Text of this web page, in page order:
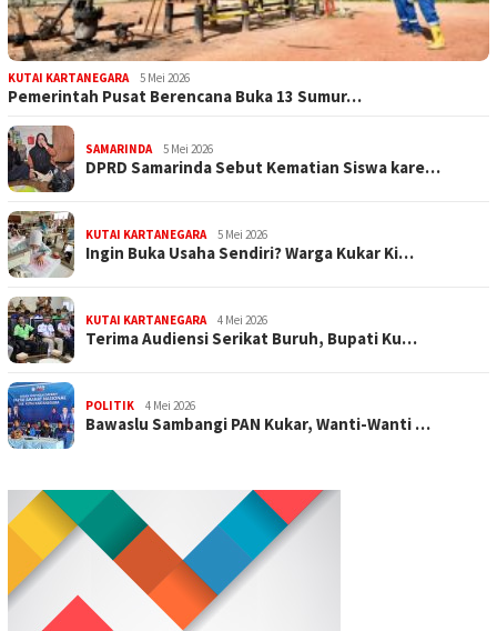
KUTAI KARTANEGARA 5 Mei 2026
Pemerintah Pusat Berencana Buka 13 Sumur…
SAMARINDA 5 Mei 2026
DPRD Samarinda Sebut Kematian Siswa kare…
KUTAI KARTANEGARA 5 Mei 2026
Ingin Buka Usaha Sendiri? Warga Kukar Ki…
KUTAI KARTANEGARA 4 Mei 2026
Terima Audiensi Serikat Buruh, Bupati Ku…
POLITIK 4 Mei 2026
Bawaslu Sambangi PAN Kukar, Wanti-Wanti …